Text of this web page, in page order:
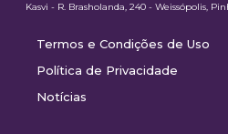
Kasvi - R. Brasholanda, 240 - Weissópolis,
Termos e Condições de Uso
Política de Privacidade
Notícias